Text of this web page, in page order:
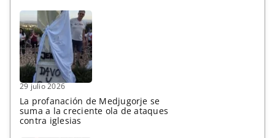
29 julio 2026
La profanación de Medjugorje se
suma a la creciente ola de ataques
contra iglesias